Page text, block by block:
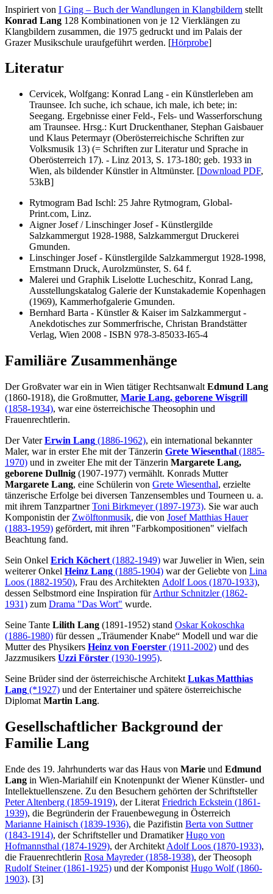
Inspiriert von I Ging – Buch der Wandlungen in Klangbildern stellt
Konrad Lang 128 Kombinationen von je 12 Vierklängen zu
Klangbildern zusammen, die 1975 gedruckt und im Palais der
Grazer Musikschule uraufgeführt werden. [Hörprobe]
Literatur
Cervicek, Wolfgang: Konrad Lang - ein Künstlerleben am
Traunsee. Ich suche, ich schaue, ich male, ich bete; in:
Seegang. Ergebnisse einer Feld-, Fels- und Wasserforschung
am Traunsee. Hrsg.: Kurt Druckenthaner, Stephan Gaisbauer
und Klaus Petermayr (Oberösterreichische Schriften zur
Volksmusik 13) (= Schriften zur Literatur und Sprache in
Oberösterreich 17). - Linz 2013, S. 173-180; geb. 1933 in
Wien, als bildender Künstler in Altmünster. [Download PDF,
53kB]
Rytmogram Bad Ischl: 25 Jahre Rytmogram, Global-
Print.com, Linz.
Aigner Josef / Linschinger Josef - Künstlergilde
Salzkammergut 1928-1988, Salzkammergut Druckerei
Gmunden.
Linschinger Josef - Künstlergilde Salzkammergut 1928-1998,
Ernstmann Druck, Aurolzmünster, S. 64 f.
Malerei und Graphik Liselotte Lucheschitz, Konrad Lang,
Ausstellungskatalog Galerie der Kunstakademie Kopenhagen
(1969), Kammerhofgalerie Gmunden.
Bernhard Barta - Künstler & Kaiser im Salzkammergut -
Anekdotisches zur Sommerfrische, Christan Brandstätter
Verlag, Wien 2008 - ISBN 978-3-85033-I65-4
Familiäre Zusammenhänge
Der Großvater war ein in Wien tätiger Rechtsanwalt Edmund Lang
(1860-1918), die Großmutter, Marie Lang, geborene Wisgrill
(1858-1934), war eine österreichische Theosophin und
Frauenrechtlerin.
Der VaterErwin Lang (1886-1962), ein international bekannter
Maler, war in erster Ehe mit der Tänzerin Grete Wiesenthal (1885-
1970) und in zweiter Ehe mit der Tänzerin Margarete Lang,
geborene Dullnig (1907-1977) vermählt. Konrads Mutter
Margarete Lang, eine Schülerin von Grete Wiesenthal, erzielte
tänzerische Erfolge bei diversen Tanzensembles und Tourneen u. a.
mit ihrem TanzpartnerToni Birkmeyer (1897-1973). Sie war auch
Komponistin der Zwölftonmusik, die von Josef Matthias Hauer
(1883-1959) gefördert, mit ihren "Farbkompositionen" vielfach
Beachtung fand.
Sein Onkel Erich Köchert (1882-1949) war Juwelier in Wien, sein
weiterer Onkel Heinz Lang (1885-1904) war der Geliebte von Lina
Loos (1882-1950), Frau des Architekten Adolf Loos (1870-1933),
dessen Selbstmord eine Inspiration fürArthur Schnitzler (1862-
1931) zum Drama "Das Wort" wurde.
Seine Tante Lilith Lang (1891-1952) stand Oskar Kokoschka
(1886-1980) für dessen „Träumender Knabe“ Modell und war die
Mutter des Physikers Heinz von Foerster (1911-2002) und des
Jazzmusikers Uzzi Förster (1930-1995).
Seine Brüder sind der österreichische Architekt Lukas Matthias
Lang (*1927) und der Entertainer und spätere österreichische
Diplomat Martin Lang.
Gesellschaftlicher Background der
Familie Lang
Ende des 19. Jahrhunderts war das Haus von Marie und Edmund
Lang in Wien-Mariahilf ein Knotenpunkt der Wiener Künstler- und
Intellektuellenszene. Zu den Besuchern gehörten der Schriftsteller
Peter Altenberg (1859-1919), der Literat Friedrich Eckstein (1861-
1939), die Begründerin der Frauenbewegung in Österreich
Marianne Hainisch (1839-1936), die Pazifistin Berta von Suttner
(1843-1914), der Schriftsteller und DramatikerHugo von
Hofmannsthal (1874-1929), der Architekt Adolf Loos (1870-1933),
die Frauenrechtlerin Rosa Mayreder (1858-1938), der Theosoph
Rudolf Steiner (1861-1925) und der Komponist Hugo Wolf (1860-
1903). [3]